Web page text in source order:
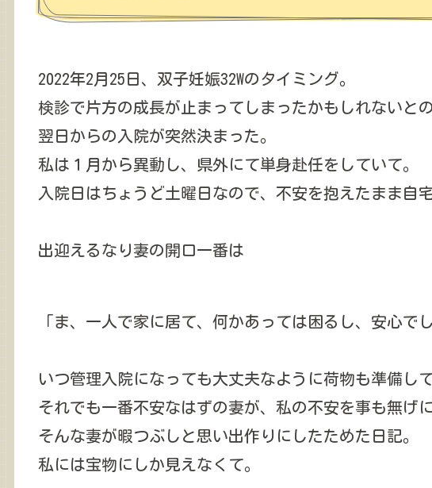
2022年2月25日、双子妊娠32Wのタイミング。
検診で片方の成長が止まってしまったかもしれないと
翌日からの入院が突然決まった。
私は１月から異動し、県外にて単身赴任をしていて。
入院日はちょうど土曜日なので、不安を抱えたまま自
出迎えるなり妻の開口一番は
「ま、一人で家に居て、何かあっては困るし、安心で
いつ管理入院になっても大丈夫なように荷物も準備し
それでも一番不安なはずの妻が、私の不安を事も無げに
そんな妻が暇つぶしと思い出作りにしたためた日記。
私には宝物にしか見えなくて。